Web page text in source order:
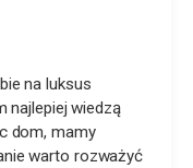
na luksus
najlepiej wiedzą
dom, mamy
warto rozważyć